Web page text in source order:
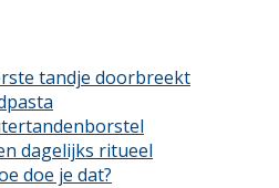
tandje doorbreekt
dagelijks ritueel
doe je dat?